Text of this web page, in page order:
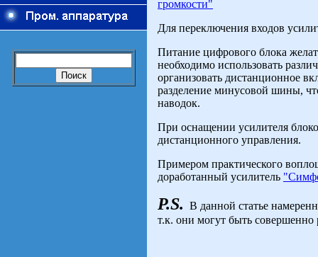
громкости"
Для переключения входов
Питание цифрового блока
необходимо использовать
организовать дистанционное
разделение минусовой шины,
наводок.
При оснащении усилителя
дистанционного управления.
Примером практического
доработанный усилитель
P.S. В данной статье
т.к. они могут быть